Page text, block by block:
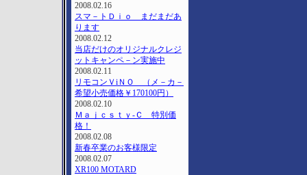
2008.02.16
スマ－トＤｉｏ まだまだあ
ります
2008.02.12
当店だけのオリジナルクレジ
ットキャンペ－ン実施中
2008.02.11
リモコンＶiＮＯ （メ－カ－
希望小売価格￥170100円）
2008.02.10
Ｍａｊｃｓｔｙ-Ｃ 特別価
格！
2008.02.08
新春卒業のお客様限定
2008.02.07
XR100 MOTARD